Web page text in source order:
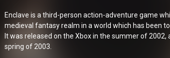
Enclave is a third-person action-adventure game
medieval fantasy realm in a world which has been
It was released on the Xbox in the summer of 2002,
spring of 2003.